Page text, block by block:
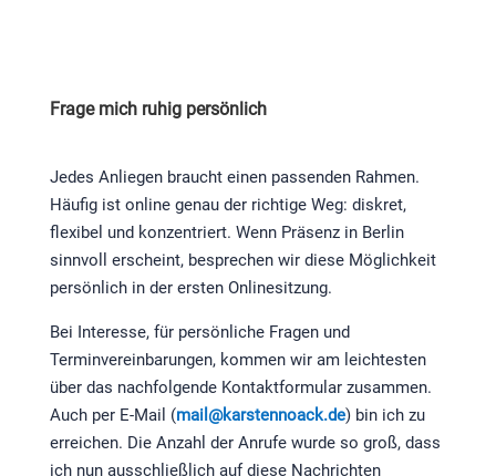
Frage mich ruhig persönlich
Jedes Anliegen braucht einen passenden Rahmen.
Häufig ist online genau der richtige Weg: diskret,
flexibel und konzentriert. Wenn Präsenz in Berlin
sinnvoll erscheint, besprechen wir diese Möglichkeit
persönlich in der ersten Onlinesitzung.
Bei Interesse, für persönliche Fragen und
Terminvereinbarungen, kommen wir am leichtesten
über das nachfolgende Kontaktformular zusammen.
Auch per E-Mail (mail@karstennoack.de) bin ich zu
erreichen. Die Anzahl der Anrufe wurde so groß, dass
ich nun ausschließlich auf diese Nachrichten